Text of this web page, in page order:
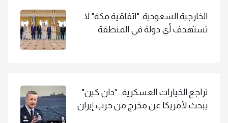
الخارجية السعودية: "اتفاقية مكة" لا
تستهدف أي دولة في المنطقة
تراجع الخيارات العسكرية.. "دان كين"
يبحث لأمريكا عن مخرج من حرب إيران